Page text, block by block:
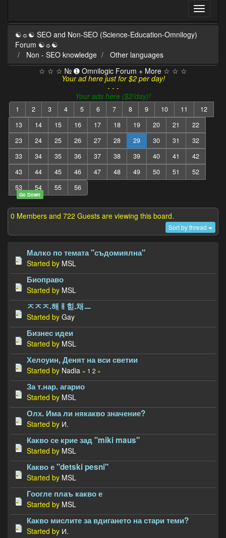
☯☼☯ SEO and Non-SEO (Science-Education-Omnilogy)
Forum ☯☼☯
Non - SEO knowledge
Other languages
☆ ☆ ☆ № ➊ Omnilogic Forum + More ☆ ☆ ☆
Your ad here just for $2 per day!
- - -
Your ads here ($2/day)!
1 2 3 4 5 6 7 8 9 10 11
12
13
14 15 16 17 18 19 20 21
22
23
24 25 26 27 28 29 30 31
32
33
34 35 36 37 38 39 40 41
42
43
44 45 46 47 48 49 50 51
52
53
54 55 56
Go Down
0 Members and 722 Guests are viewing this board.
Sort by thread
Малко по темата "съдомиялна"
Started by MSL
Биоправо
Started by MSL
ㅈㅈㅈ.해ㅐ힏.채ㅡ
Started by Gay
Бизнес идеи
Started by MSL
Хелоуин, Денят на вси светии
Started by Nadia « 1 2 »
За т.нар. агарио
Started by MSL
Олх. Има ли някакво значение?
Started by И.
Какво се крие зад "miki maus"
Started by MSL
Какво е "detski pesni"
Started by MSL
Гоогле плаъ какво е
Started by MSL
Какво мислите за вдигането на стари теми?
Started by И.